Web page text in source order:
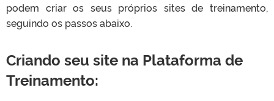
podem criar os seus próprios sites de treinamento,
seguindo os passos abaixo.
Criando seu site na Plataforma de
Treinamento: